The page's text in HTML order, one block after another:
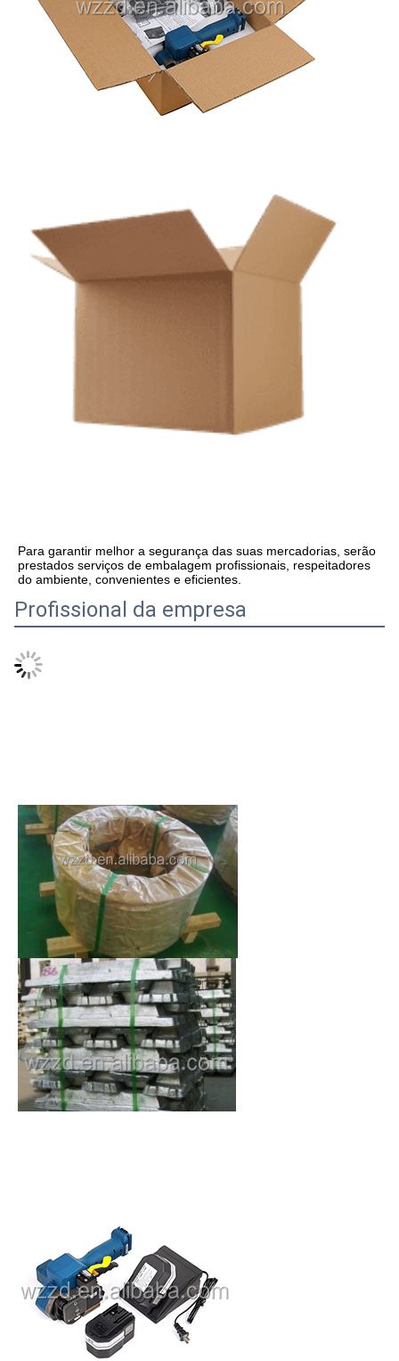
Para garantir melhor a segurança das suas mercadorias, serão
prestados serviços de embalagem profissionais, respeitadores
do ambiente, convenientes e eficientes.
Profissional da empresa